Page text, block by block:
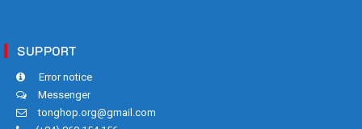
SUPPORT
Error notice
Messenger
tonghop.org@gmail.com